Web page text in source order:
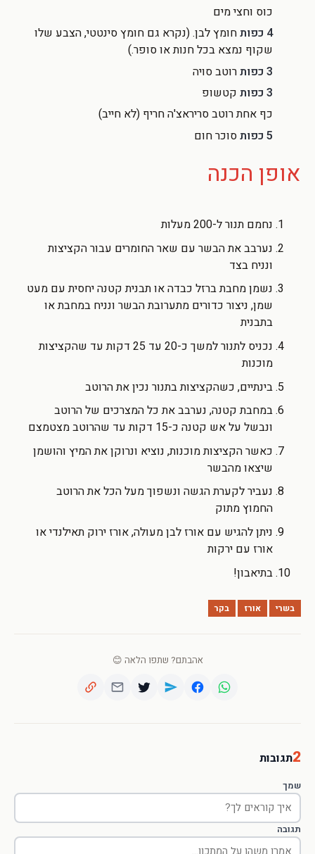
כוס וחצי מים
4 כפות
חומץ לבן. (נקרא גם חומץ סינטטי, הצבע שלו
שקוף נמצא בכל חנות או סופר.)
3 כפות
רוטב סויה
3 כפות
קטשופ
כף אחת רוטב סריראצ'ה חריף (לא חייב)
5 כפות
סוכר חום
אופן הכנה
נחמם תנור ל-200 מעלות
נערבב את הבשר עם שאר החומרים עבור הקציצות
ונניח בצד
נשמן מחבת ברזל כבדה או תבנית קטנה יחסית עם מעט
שמן, ניצור כדורים מתערובת הבשר ונניח במחבת או
בתבנית
נכניס לתנור למשך כ-20 עד 25 דקות עד שהקציצות
מוכנות
בינתיים, כשהקציצות בתנור נכין את הרוטב
במחבת קטנה, נערבב את כל המצרכים של הרוטב
ונבשל על אש קטנה כ-15 דקות עד שהרוטב מצטמצם
כאשר הקציצות מוכנות, נוציא ונרוקן את המיץ והושמן
שיצאו מהבשר
נעביר לקערת הגשה ונשפוך מעל הכל את הרוטב
החמוץ מתוק
ניתן להגיש עם אורז לבן מעולה, אורז ירוק תאילנדי או
אורז עם ירקות
בתיאבון!
בשרי אורז בקר
אהבתם? שתפו הלאה 😊
2תגובות
שמך
תגובה